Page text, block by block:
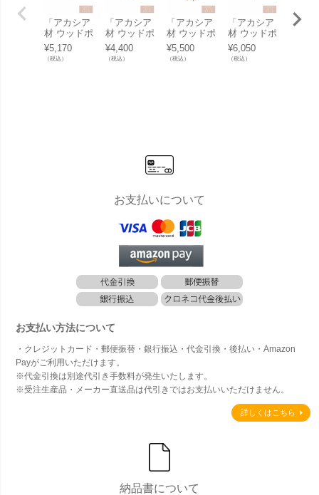
「アカシア
材 ウッドポ
ットスタン
ド ラージ
角脚 Φ26
¥5,170
（税込）
「アカシア
材 ウッドポ
ットスタン
ド 角脚 Φ2
6用」幅・
¥4,400
（税込）
「アカシア
材 ウッドポ
ットスタン
ド 角脚 Φ2
6用 トー
¥5,500
（税込）
「アカシア
材 ウッドポ
ットスタン
ド ラージ
丸脚 Φ30
¥6,050
（税込）
「ア
お支払いについて
お支払い方法について
・クレジットカード・郵便振替・銀行振込・代金引換・後払い・Amazon
Payがご利用いただけます。
※代金引換は別途代引き手数料が発生いたします。
※受注生産品・メーカー直送品は代引きではお支払いいただけません。
詳しくはこちら
納品書について